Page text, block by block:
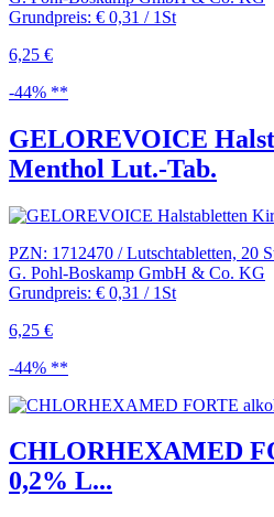
Grundpreis: € 0,31 / 1St
6,25 €
-44% **
GELOREVOICE
Menthol Lut.-Tab.
PZN: 1712470 / Lutschtabletten, 20
G. Pohl-Boskamp GmbH & Co. KG
Grundpreis: € 0,31 / 1St
6,25 €
-44% **
CHLORHEXAMED
0,2% L...